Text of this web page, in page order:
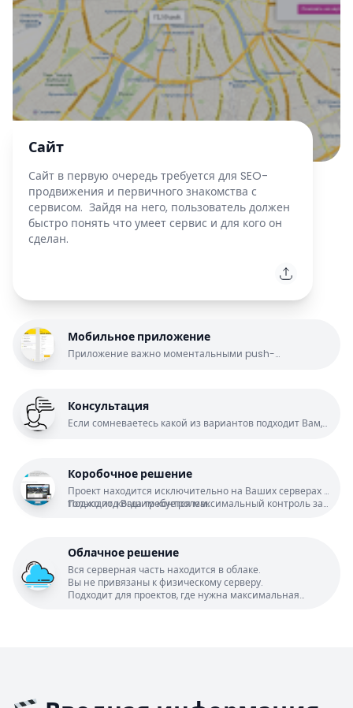
Сайт
Сайт в первую очередь требуется для SEO-
продвижения и первичного знакомства с
сервисом. Зайдя на него, пользователь должен
быстро понять что умеет сервис и для кого он
сделан.
Мобильное приложение
Приложение важно моментальными push-
Консультация
Если сомневаетесь какой из вариантов подходит Вам,
Коробочное решение
Проект находится исключительно на Ваших серверах и
только под Вашим контролем.
Подходит, когда требуется максимальный контроль за
Облачное решение
Вся серверная часть находится в облаке.
Вы не привязаны к физическому серверу.
Подходит для проектов, где нужна максимальная